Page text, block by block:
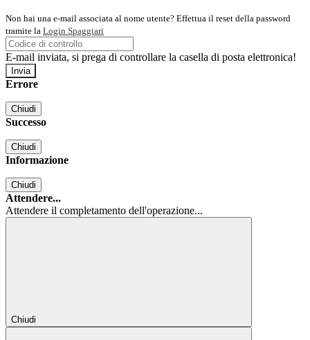
Non hai una e-mail associata al nome utente? Effettua il reset della password
tramite la Login Spaggiari
E-mail inviata, si prega di controllare la casella di posta elettronica!
Errore
Chiudi
Successo
Chiudi
Informazione
Chiudi
Attendere...
Attendere il completamento dell'operazione...
Chiudi